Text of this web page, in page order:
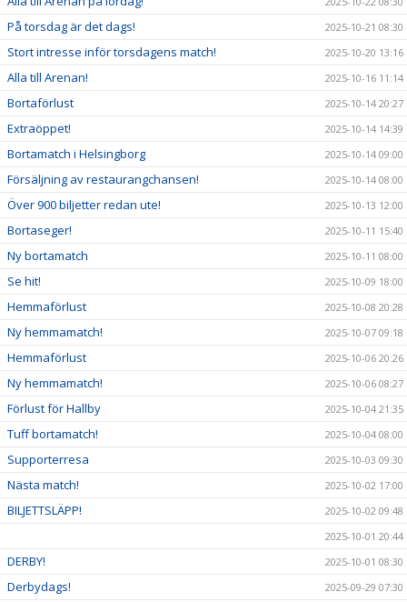
På torsdag är det dags! 2025-10-21 08:30
Stort intresse inför torsdagens match! 2025-10-20 13:16
Alla till Arenan! 2025-10-16 11:14
Bortaförlust 2025-10-14 20:27
Extraöppet! 2025-10-14 14:39
Bortamatch i Helsingborg 2025-10-14 09:00
Försäljning av restaurangchansen! 2025-10-14 08:00
Över 900 biljetter redan ute! 2025-10-13 12:00
Bortaseger! 2025-10-11 15:40
Ny bortamatch 2025-10-11 08:00
Se hit! 2025-10-09 18:00
Hemmaförlust 2025-10-08 20:28
Ny hemmamatch! 2025-10-07 09:18
Hemmaförlust 2025-10-06 20:26
Ny hemmamatch! 2025-10-06 08:27
Förlust för Hallby 2025-10-04 21:35
Tuff bortamatch! 2025-10-04 08:00
Supporterresa 2025-10-03 09:30
Nästa match! 2025-10-02 17:00
BILJETTSLÄPP!
2025-10-02 09:48
2025-10-01 20:44
DERBY! 2025-10-01 08:30
Derbydags! 2025-09-29 07:30